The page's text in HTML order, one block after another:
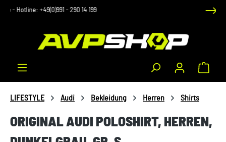
Zum Hauptinhalt springen Auftrag widerrufen
LIFESTYLE Audi Bekleidung Herren Shirts
ORIGINAL AUDI POLOSHIRT, HERREN,